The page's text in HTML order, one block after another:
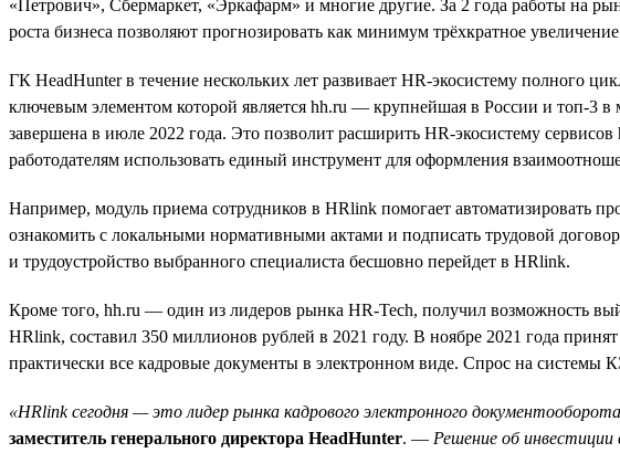
«Петрович», Сбермаркет, «Эркафарм» и многие другие. За 2 года работы на
роста бизнеса позволяют прогнозировать как минимум трёхкратное
ГК HeadHunter в течение нескольких лет развивает HR-экосистему полного
ключевым элементом которой является hh.ru — крупнейшая в России и топ-3
завершена в июле 2022 года. Это позволит расширить HR-экосистему
работодателям использовать единый инструмент для оформления
Например, модуль приема сотрудников в HRlink помогает автоматизировать
ознакомить с локальными нормативными актами и подписать трудовой
и трудоустройство выбранного специалиста бесшовно перейдет в HRlink.
Кроме того, hh.ru — один из лидеров рынка HR-Tech, получил возможность
HRlink, составил 350 миллионов рублей в 2021 году. В ноябре 2021 года
практически все кадровые документы в электронном виде. Спрос на системы
«HRlink сегодня — это лидер рынка кадрового электронного
заместитель генерального директора HeadHunter. — Решение об